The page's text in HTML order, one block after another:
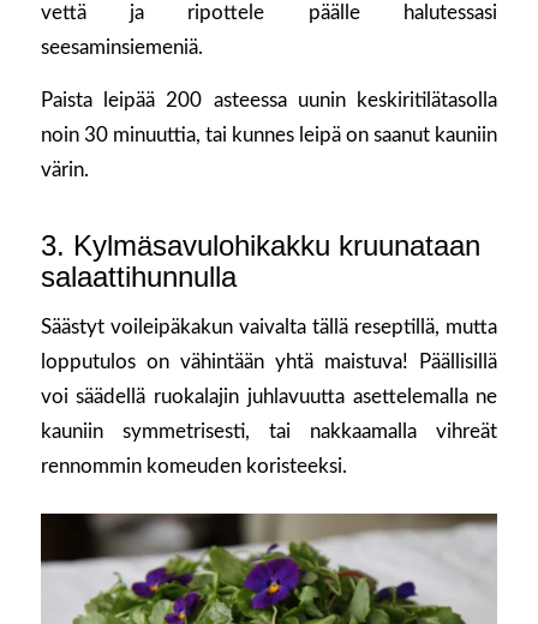
vettä ja ripottele päälle halutessasi
seesaminsiemeniä.
Paista leipää 200 asteessa uunin keskiritilätasolla
noin 30 minuuttia, tai kunnes leipä on saanut kauniin
värin.
3. Kylmäsavulohikakku kruunataan
salaattihunnulla
Säästyt voileipäkakun vaivalta tällä reseptillä, mutta
lopputulos on vähintään yhtä maistuva! Päällisillä
voi säädellä ruokalajin juhlavuutta asettelemalla ne
kauniin symmetrisesti, tai nakkaamalla vihreät
rennommin komeuden koristeeksi.